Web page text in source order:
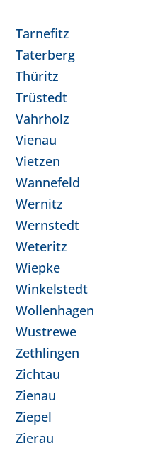
Tarnefitz
Taterberg
Thüritz
Trüstedt
Vahrholz
Vienau
Vietzen
Wannefeld
Wernitz
Wernstedt
Weteritz
Wiepke
Winkelstedt
Wollenhagen
Wustrewe
Zethlingen
Zichtau
Zienau
Ziepel
Zierau